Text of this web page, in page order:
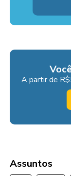
A partir de
Assuntos